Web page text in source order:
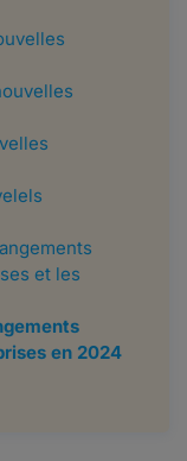
et les
en 2024